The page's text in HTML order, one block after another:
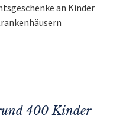
an Kinder
400 Kinder